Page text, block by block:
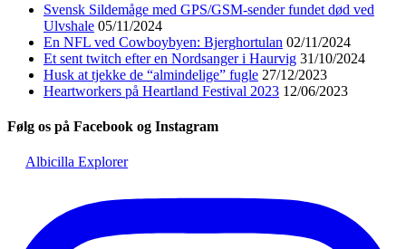
Svensk Sildemåge med GPS/GSM-sender fundet død ved
Ulvshale 05/11/2024
En NFL ved Cowboybyen: Bjerghortulan 02/11/2024
Et sent twitch efter en Nordsanger i Haurvig 31/10/2024
Husk at tjekke de “almindelige” fugle 27/12/2023
Heartworkers på Heartland Festival 2023 12/06/2023
Følg os på Facebook og Instagram
Albicilla Explorer